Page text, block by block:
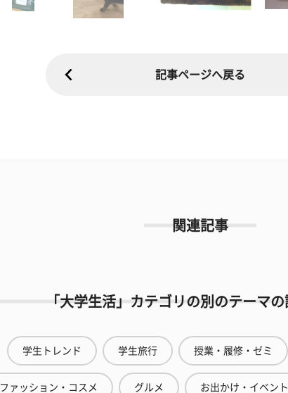
記事ページへ戻る
関連記事
「大学生活」カテゴリの別のテーマ
学生トレンド 学生旅行 授業・履修・ゼミ
ファッション・コスメ グルメ お出かけ・イベント